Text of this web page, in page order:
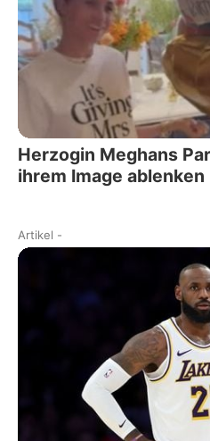
Herzogin Meghans
ihrem Image ablenken
Artikel -